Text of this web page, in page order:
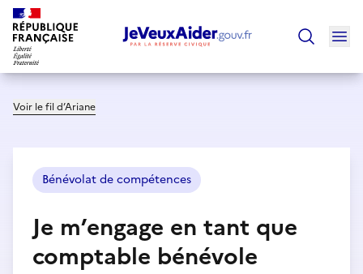
Voir le fil d’Ariane
Bénévolat de compétences
Je m’engage en tant que
comptable bénévole